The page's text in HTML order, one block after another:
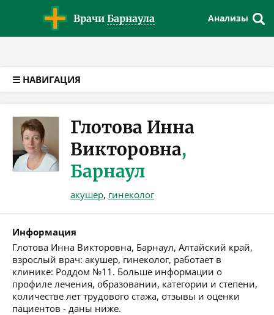
Врачи Барнаула Анализы
☰ НАВИГАЦИЯ
Глотова Инна
Викторовна,
Барнаул
акушер, гинеколог
Информация
Глотова Инна Викторовна, Барнаул, Алтайский край,
взрослый врач: акушер, гинеколог, работает в
клинике: Роддом №11. Больше информации о
профиле лечения, образовании, категории и степени,
количестве лет трудового стажа, отзывы и оценки
пациентов - даны ниже.